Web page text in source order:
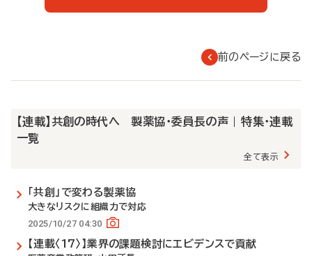
前のページに戻る
【連載】共創の時代へ 製薬協・委員長の声 | 特集・連載
一覧
全て表示
「共創」で変わる製薬協
大きなリスクに組織力で対応
2025/10/27 04:30
【連載〈17〉】業界の課題検討にエビデンスで貢献